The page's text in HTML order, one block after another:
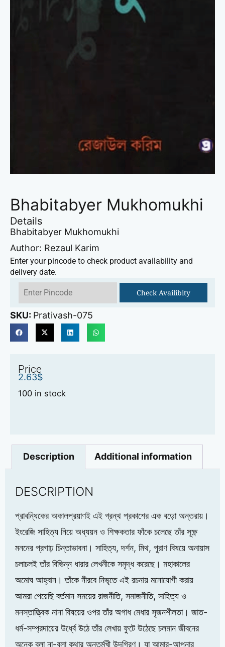
Bhabitabyer Mukhomukhi
Details
Bhabitabyer Mukhomukhi
Author: Rezaul Karim
Enter your pincode to check product availability and
delivery date.
Check Availibity
SKU: Prativash-075
Price
2.63$
100 in stock
Description Additional information
DESCRIPTION
প্রাবন্ধিকের অকালপ্রয়াণই এই গ্রন্থ প্রকাশের এক বড়ো অন্তরায়।
ইংরেজি সাহিত্য নিয়ে অধ্যয়ন ও শিক্ষকতার ফাঁকে চলেছে তাঁর সূক্ষ্ণ
মননের প্রগাঢ় চিন্তাভাবনা। সাহিত্য, দর্শন, মিথ, পুরাণ বিষয়ে অনায়াস
চলাচলই তাঁর বিভিন্ন ধারার লেখনীকে সমৃদ্ধ করেছে। মহাকালের
অমোঘ আহ্বান। তাঁকে নীরবে নিভৃতে এই রচনায় মনোযোগী করায়
আমরা পেয়েছি বর্তমান সময়ের রাজনীতি, সমাজনীতি, সাহিত্য ও
মনস্তাত্ত্বিক নানা বিষয়ের ওপর তাঁর অগাধ মেধার সৃজনশীলতা। জাত-
ধর্ম-সম্প্রদায়ের উর্ধ্বে উঠে তাঁর লেখায় ফুটে উঠেছে চলমান জীবনের
অনেক বলা না-বলা কথার অন্তর্মুখী উদগিরণ। যা আমার-আপনার